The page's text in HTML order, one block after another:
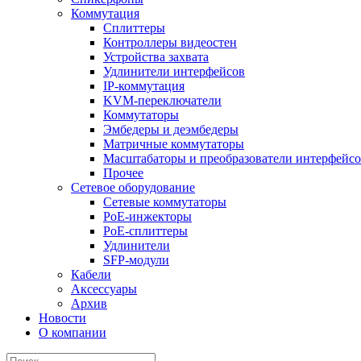
Коммутация
Сплиттеры
Контроллеры видеостен
Устройства захвата
Удлинители интерфейсов
IP-коммутация
KVM-переключатели
Коммутаторы
Эмбедеры и деэмбедеры
Матричные коммутаторы
Масштабаторы и преобразователи
Прочее
Сетевое оборудование
Сетевые коммутаторы
PoE-инжекторы
PoE-сплиттеры
Удлинители
SFP-модули
Кабели
Аксессуары
Архив
Новости
О компании